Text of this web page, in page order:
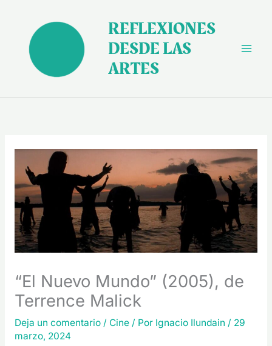
contenido
REFLEXIONES
DESDE LAS
ARTES
“El Nuevo Mundo” (2005), de
Terrence Malick
Deja un comentario / Cine/ Por Ignacio Ilundain / 29
marzo, 2024